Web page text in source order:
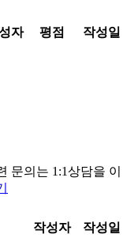
자 평점 작성일
문의는 1:1상담을 이
작성자 작성일